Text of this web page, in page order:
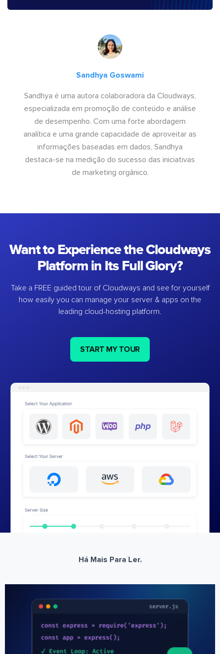
Sandhya Goswami
Sandhya é uma autora colaboradora da Cloudways,
especializada em promoção de conteúdo e análise
de desempenho. Com uma forte abordagem
analítica e uma grande capacidade de aproveitar as
informações baseadas em dados, Sandhya
destaca-se na medição do sucesso das iniciativas
de marketing orgânico.
Want to Experience the Cloudways
Platform in Its Full Glory?
Take a FREE guided tour of Cloudways and see for yourself
how easily you can manage your server & apps on the
leading cloud-hosting platform.
START MY TOUR
Há Mais Para Ler.